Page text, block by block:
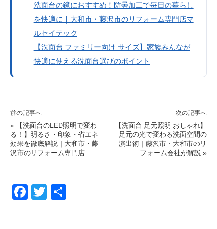
洗面台の鏡におすすめ！防曇加工で毎日の暮らし
を快適に｜大和市・藤沢市のリフォーム専門店マ
ルセイテック
【洗面台 ファミリー向け サイズ】家族みんなが
快適に使える洗面台選びのポイント
前の記事へ
«
【洗面台のLED照明で変わ
る！】明るさ・印象・省エネ
効果を徹底解説｜大和市・藤
沢市のリフォーム専門店
次の記事へ
【洗面台 足元照明 おしゃれ】
足元の光で変わる洗面空間の
演出術｜藤沢市・大和市のリ
フォーム会社が解説 »
F
T